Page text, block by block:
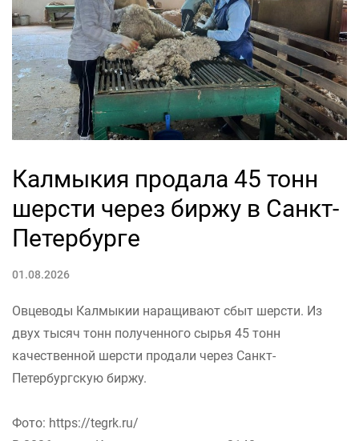
Калмыкия продала 45 тонн
шерсти через биржу в Санкт-
Петербурге
01.08.2026
Овцеводы Калмыкии наращивают сбыт шерсти. Из
двух тысяч тонн полученного сырья 45 тонн
качественной шерсти продали через Санкт-
Петербургскую биржу.
Фото: https://tegrk.ru/